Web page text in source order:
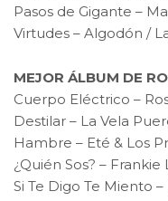
Pasos de Gigante –
Virtudes – Algodón /
MEJOR ÁLBUM DE
Cuerpo Eléctrico –
Destilar – La Vela
Hambre – Eté & Los
¿Quién Sos? –
Si Te Digo Te Miento